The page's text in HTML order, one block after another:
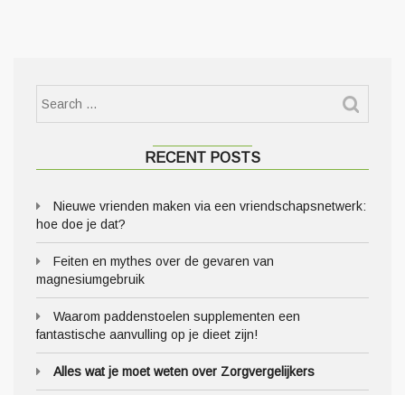
RECENT POSTS
Nieuwe vrienden maken via een vriendschapsnetwerk:
hoe doe je dat?
Feiten en mythes over de gevaren van
magnesiumgebruik
Waarom paddenstoelen supplementen een
fantastische aanvulling op je dieet zijn!
Alles wat je moet weten over Zorgvergelijkers